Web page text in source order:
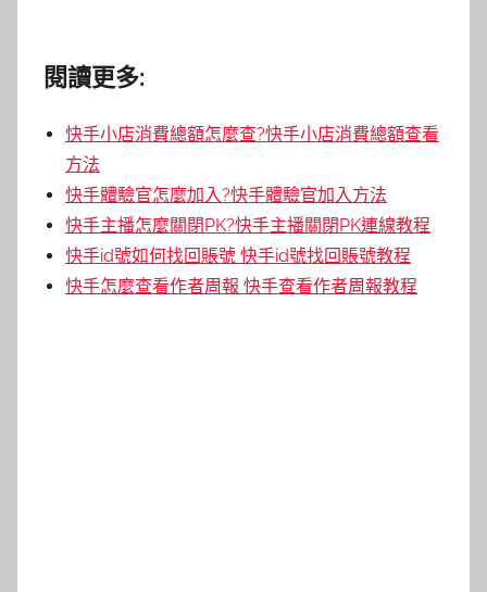
閱讀更多:
快手小店消費總額怎麼查?快手小店消費總額查看
方法
快手體驗官怎麼加入?快手體驗官加入方法
快手主播怎麼關閉PK?快手主播關閉PK連線教程
快手id號如何找回賬號 快手id號找回賬號教程
快手怎麼查看作者周報 快手查看作者周報教程